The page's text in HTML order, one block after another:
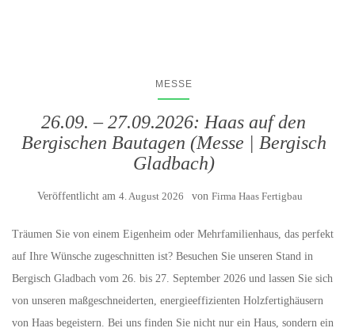
MESSE
26.09. – 27.09.2026: Haas auf den
Bergischen Bautagen (Messe | Bergisch
Gladbach)
Veröffentlicht am 4. August 2026 von Firma Haas Fertigbau
Träumen Sie von einem Eigenheim oder Mehrfamilienhaus, das perfekt
auf Ihre Wünsche zugeschnitten ist? Besuchen Sie unseren Stand in
Bergisch Gladbach vom 26. bis 27. September 2026 und lassen Sie sich
von unseren maßgeschneiderten, energieeffizienten Holzfertighäusern
von Haas begeistern. Bei uns finden Sie nicht nur ein Haus, sondern ein